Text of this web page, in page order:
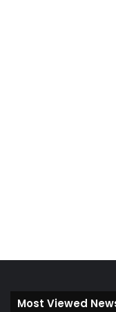
Most Viewed